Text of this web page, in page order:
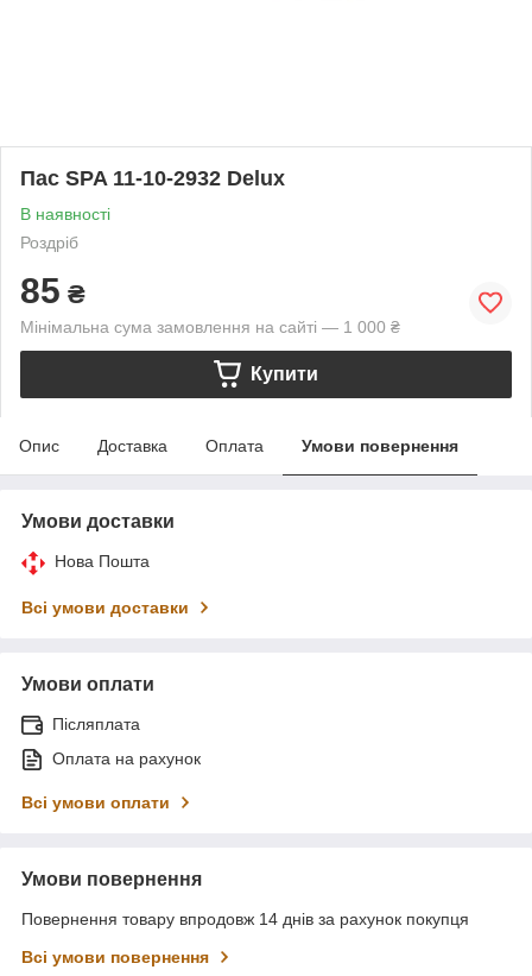
Пас SPA 11-10-2932 Delux
В наявності
Роздріб
85 ₴
Мінімальна сума замовлення на сайті — 1 000 ₴
Купити
Опис Доставка Оплата Умови повернення
Умови доставки
Нова Пошта
Всі умови доставки
Умови оплати
Післяплата
Оплата на рахунок
Всі умови оплати
Умови повернення
Повернення товару впродовж 14 днів за рахунок покупця
Всі умови повернення